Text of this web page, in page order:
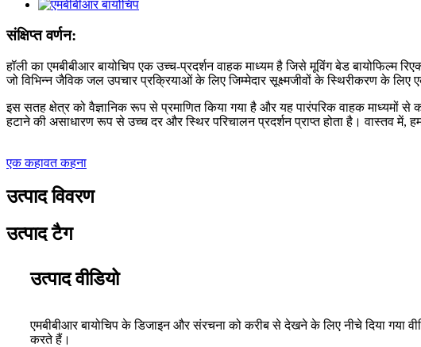
संक्षिप्त वर्णन:
हॉली का एमबीबीआर बायोचिप एक उच्च-प्रदर्शन वाहक माध्यम है जिसे मूविंग बेड बायोफिल्म
जो विभिन्न जैविक जल उपचार प्रक्रियाओं के लिए जिम्मेदार सूक्ष्मजीवों के स्थिरीकरण के लिए
इस सतह क्षेत्र को वैज्ञानिक रूप से प्रमाणित किया गया है और यह पारंपरिक वाहक माध्यमों से
हटाने की असाधारण रूप से उच्च दर और स्थिर परिचालन प्रदर्शन प्राप्त होता है। वास्तव में,
एक कहावत कहना
उत्पाद विवरण
उत्पाद टैग
उत्पाद वीडियो
एमबीबीआर बायोचिप के डिजाइन और संरचना को करीब से देखने के लिए नीचे दिया गया
करते हैं।